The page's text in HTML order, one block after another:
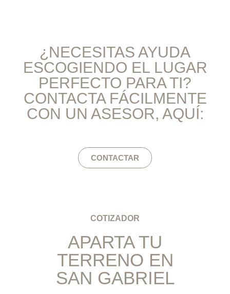
¿NECESITAS AYUDA
ESCOGIENDO EL LUGAR
PERFECTO PARA TI?
CONTACTA FÁCILMENTE
CON UN ASESOR, AQUÍ:
CONTACTAR
COTIZADOR
APARTA TU
TERRENO EN
SAN GABRIEL